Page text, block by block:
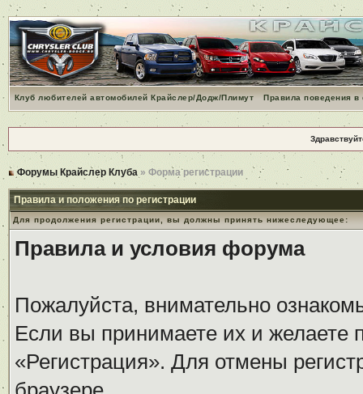
Клуб любителей автомобилей Крайслер/Додж/Плимут Правила поведения
Форумы Крайслер Клуба » Форма регистрации
Правила и положения по регистрации
Для продолжения регистрации, вы должны принять нижеследующее:
Правила и условия форума
Пожалуйста, внимательно
Если вы принимаете их и желаете
«Регистрация». Для отмены